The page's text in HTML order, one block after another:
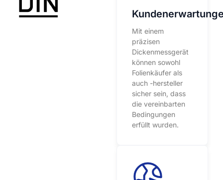
Mit einem
präzisen
Dickenmessgerät
können sowohl
Folienkäufer als
auch -hersteller
sicher sein, dass
die vereinbarten
Bedingungen
erfüllt wurden.